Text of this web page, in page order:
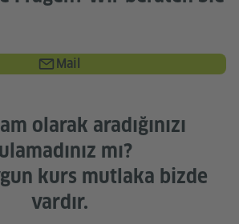
Mail
olarak aradığınızı
mı?
kurs mutlaka bizde
vardır.